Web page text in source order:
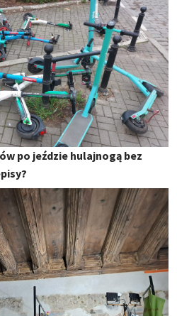
po jeździe hulajnogą bez